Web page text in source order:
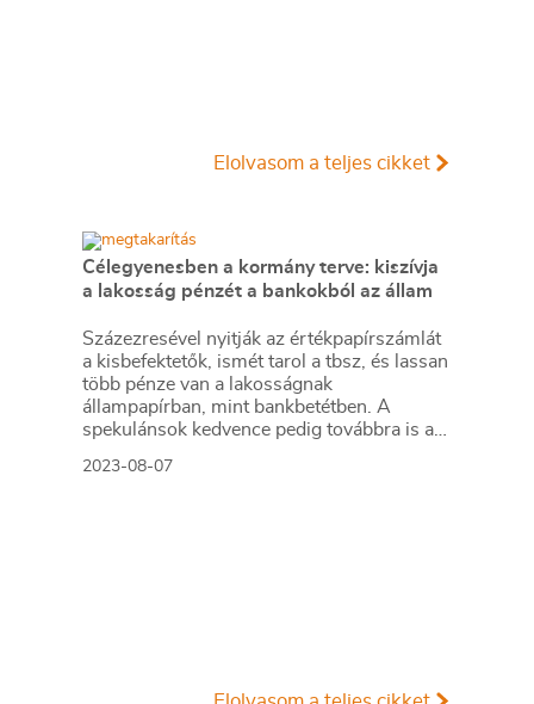
Elolvasom a teljes cikket
Célegyenesben a kormány terve: kiszívja
a lakosság pénzét a bankokból az állam
Százezresével nyitják az értékpapírszámlát
a kisbefektetők, ismét tarol a tbsz, és lassan
több pénze van a lakosságnak
állampapírban, mint bankbetétben. A
spekulánsok kedvence pedig továbbra is az
2023-08-07